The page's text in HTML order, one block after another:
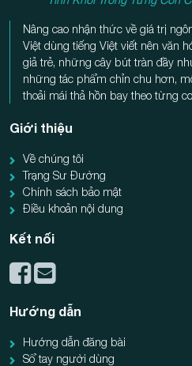
Nâng cao nhận thức về giá trị
Việt dùng tiếng Việt viết nên văn
giả trẻ, những cây bút tràn đầy
những tác phẩm chỉn chu hơn,
thoải mái thả hồn bay theo từng
Giới thiệu
Về chúng tôi
Trạng Sư Đường
Chính sách bảo mật
Điều khoản nội dung
Kết nối
Hướng dẫn
Hướng dẫn đăng bài
Sổ tay người dùng